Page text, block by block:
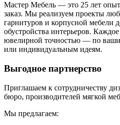
Мастер Мебель — это 25 лет
заказ. Мы реализуем проекты
гарнитуров и корпусной мебели
обустройства интерьеров.
ювелирной точностью — по
или индивидуальным идеям.
Выгодное партнерство
Приглашаем к сотрудничеству
бюро, производителей мягкой
Мы предлагаем: